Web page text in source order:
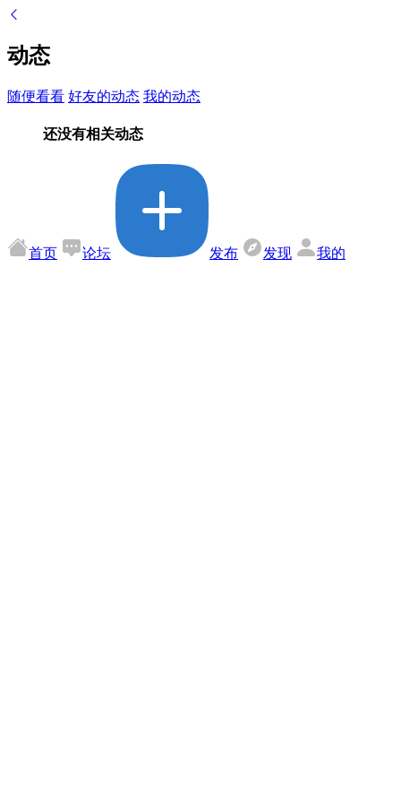
动态
随便看看 好友的动态 我的动态
还没有相关动态
首页 论坛 发布 发现 我的